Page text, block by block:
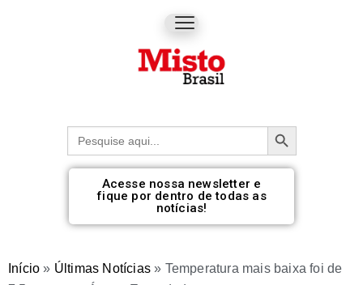
Procurar: Botão de pesquisa
Acesse nossa newsletter e
fique por dentro de todas as
notícias!
Início » Últimas Notícias » Temperatura mais baixa foi de